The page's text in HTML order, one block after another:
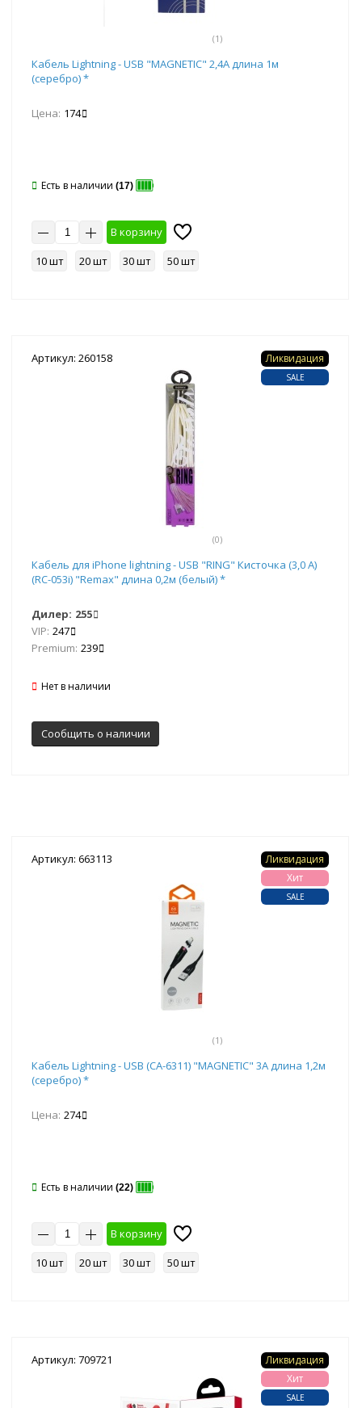
(1)
Кабель Lightning - USB "MAGNETIC" 2,4А длина 1м
(серебро) *
Цена: 174
Есть в наличии (17)
В корзину
10 шт
20 шт 30 шт 50 шт
Артикул: 260158
(0)
Ликвидация
SALE
Кабель для iPhone lightning - USB "RING" Кисточка (3,0 A)
(RC-053i) "Remax" длина 0,2м (белый) *
Дилер: 255
VIP: 247
Premium: 239
Нет в наличии
Сообщить о наличии
Артикул: 663113
(1)
Ликвидация
Хит
SALE
Кабель Lightning - USB (CA-6311) "MAGNETIC" 3А длина 1,2м
(серебро) *
Цена: 274
Есть в наличии (22)
В корзину
10 шт
20 шт 30 шт 50 шт
Артикул: 709721
Ликвидация
Хит
SALE